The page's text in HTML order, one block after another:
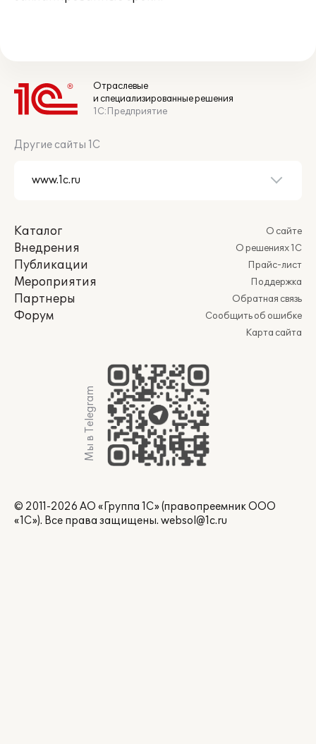
Отраслевые
и специализированные решения
1С:Предприятие
Другие сайты 1С
Каталог
Внедрения
Публикации
Мероприятия
Партнеры
Форум
О сайте
О решениях 1С
Прайс-лист
Поддержка
Обратная связь
Сообщить об ошибке
Карта сайта
Мы в Telegram
© 2011-2026 АО «Группа 1С» (правопреемник ООО
«1С»). Все права защищены. websol@1c.ru